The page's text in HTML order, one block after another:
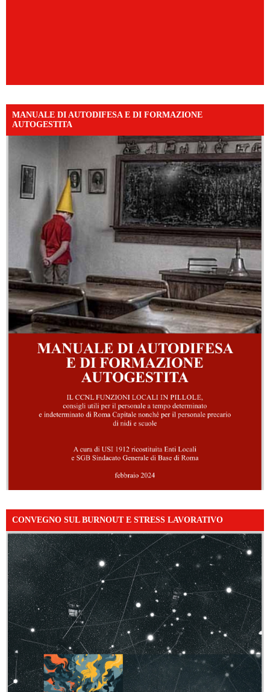
MANUALE DI AUTODIFESA E DI FORMAZIONE
AUTOGESTITA
CONVEGNO SUL BURNOUT E STRESS LAVORATIVO